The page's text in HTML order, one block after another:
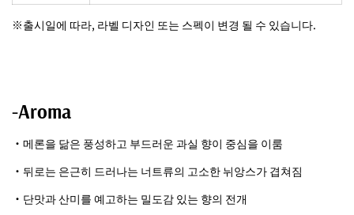
※출시일에 따라, 라벨 디자인 또는 스펙이 변경 될 수 있습니다.
-Aroma
・메론을 닮은 풍성하고 부드러운 과실 향이 중심을 이룸
・뒤로는 은근히 드러나는 너트류의 고소한 뉘앙스가 겹쳐짐
・단맛과 산미를 예고하는 밀도감 있는 향의 전개